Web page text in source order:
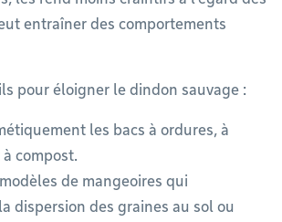
entraîner des comportements
pour éloigner le dindon sauvage :
les bacs à ordures, à
compost.
de mangeoires qui
dispersion des graines au sol ou